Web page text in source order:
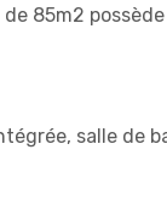
85m2
salle de